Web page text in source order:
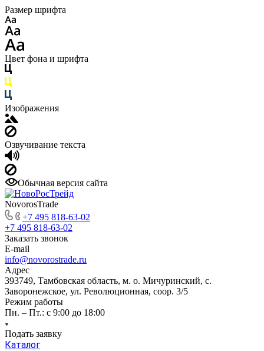
Размер шрифта
Цвет фона и шрифта
Изображения
Озвучивание текста
Обычная версия сайта
NovorosTrade
+7 495 818-63-02
+7 495 818-63-02
Заказать звонок
E-mail
info@novorostrade.ru
Адрес
393749, Тамбовская область, м. о. Мичуринский, с.
Заворонежское, ул. Революционная, соор. 3/5
Режим работы
Пн. – Пт.: с 9:00 до 18:00
Подать заявку
Каталог